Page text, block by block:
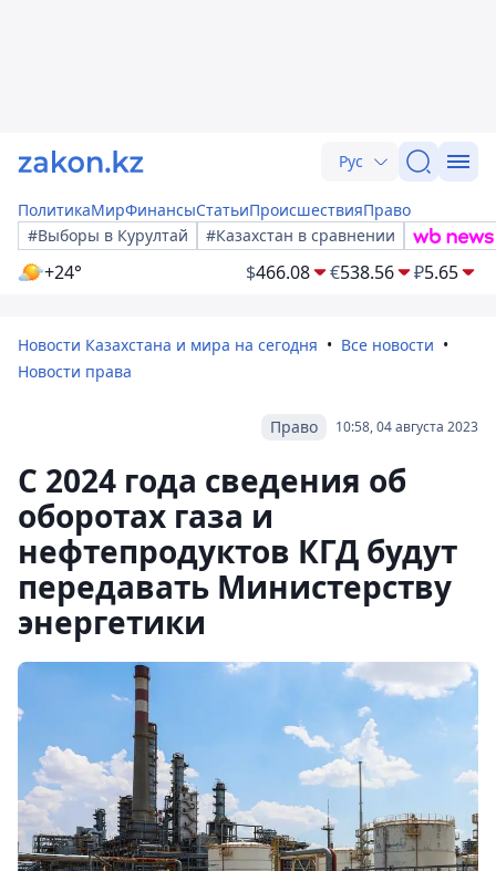
Рус
ПолитикаМирФинансыСтатьиПроисшествияПраво
#Выборы в Курултай
#Казахстан в сравнении
+24° $466.08 €538.56 ₽5.65
Новости Казахстана и мира на сегодня
Все новости
Новости права
10:58, 04 августа 2023
Право
С 2024 года сведения об
оборотах газа и
нефтепродуктов КГД будут
передавать Министерству
энергетики